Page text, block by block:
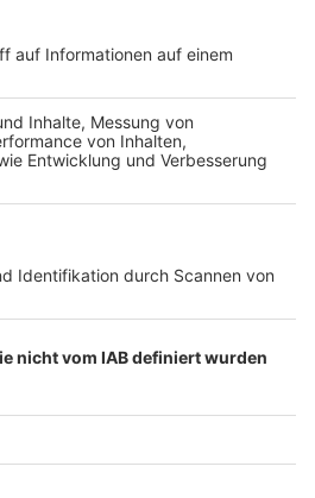
Datenschutz Impressum